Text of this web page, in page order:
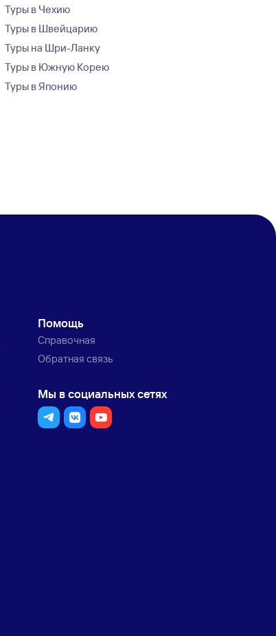
Туры в Чехию
Туры в Швейцарию
Туры на Шри-Ланку
Туры в Южную Корею
Туры в Японию
Помощь
Справочная
Обратная связь
Мы в социальных сетях